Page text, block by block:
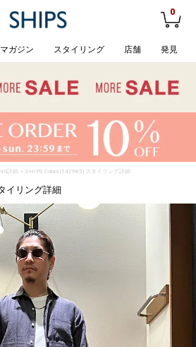
0
マガジン スタイリング 店舗 発見
詳細 > SHIPS Colors (147985) スタイリング詳細
イリング詳細